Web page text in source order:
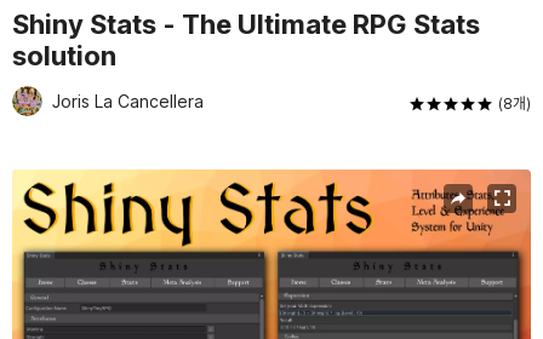
Shiny Stats - The Ultimate RPG Stats
solution
Joris La Cancellera (8개)
현재 슬라이드: 1 / 11